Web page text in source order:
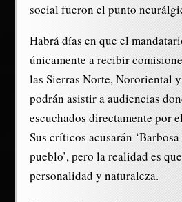
social fueron el punto
Habrá días en que el
únicamente a recibir
las Sierras Norte, Nororiental
podrán asistir a audiencias
escuchados directamente por
Sus críticos acusarán
pueblo’, pero la realidad es
personalidad y naturaleza.